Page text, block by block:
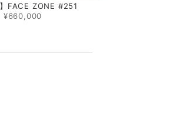
】FACE ZONE #251
¥660,000